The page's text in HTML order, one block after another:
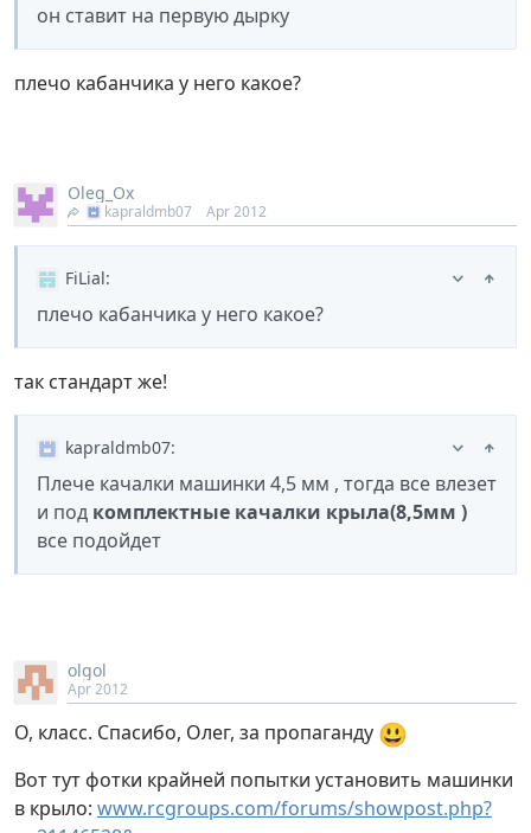
он ставит на первую дырку
плечо кабанчика у него какое?
Oleg_Ox
kapraldmb07 Apr 2012
FiLial:
плечо кабанчика у него какое?
так стандарт же!
kapraldmb07:
Плече качалки машинки 4,5 мм , тогда все влезет
и под комплектные качалки крыла(8,5мм )
все подойдет
olgol
Apr 2012
О, класс. Спасибо, Олег, за пропаганду 😃
Вот тут фотки крайней попытки установить машинки
в крыло: www.rcgroups.com/forums/showpost.php?